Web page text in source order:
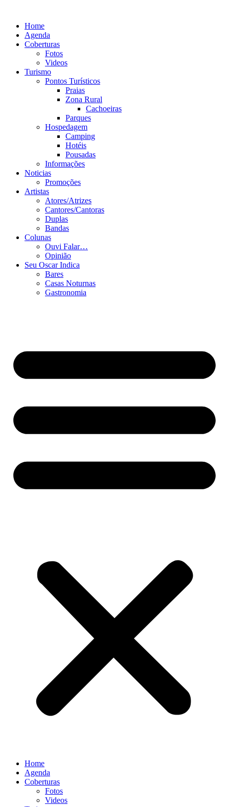
conteúdo
Home
Agenda
Coberturas
Fotos
Videos
Turismo
Pontos Turísticos
Praias
Zona Rural
Cachoeiras
Parques
Hospedagem
Camping
Hotéis
Pousadas
Informações
Noticias
Promoções
Artistas
Atores/Atrizes
Cantores/Cantoras
Duplas
Bandas
Colunas
Ouvi Falar…
Opinião
Seu Oscar Indica
Bares
Casas Noturnas
Gastronomia
Home
Agenda
Coberturas
Fotos
Videos